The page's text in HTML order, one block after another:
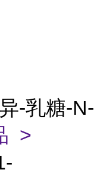
-乳糖-N-
>